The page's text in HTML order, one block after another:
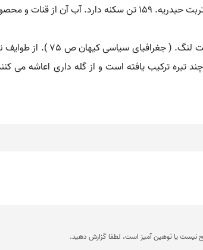
ریگی. ( اِخ ) دهی از بخش فیض آباد شهرستان تربت
تیره ترکیب یافته است و از گله داری اعاشه
نیست یا توهین آمیز است، لطفا گزارش دهید.